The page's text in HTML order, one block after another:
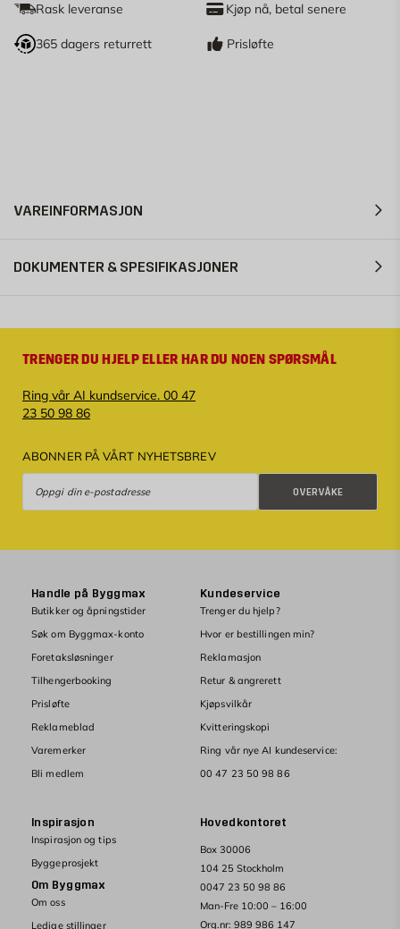
Rask leveranse Kjøp nå, betal senere
365 dagers returrett Prisløfte
VAREINFORMASJON
DOKUMENTER & SPESIFIKASJONER
TRENGER DU HJELP ELLER HAR DU NOEN SPØRSMÅL
Ring vår AI kundservice. 00 47
23 50 98 86
ABONNER PÅ VÅRT NYHETSBREV
OVERVÅKE
Hovedkontoret
Box 30006
104 25 Stockholm
0047 23 50 98 86
Man-Fre 10:00 – 16:00
Org.nr: 989 986 147
Handle på Byggmax
Butikker og åpningstider
Søk om Byggmax-konto
Foretaksløsninger
Tilhengerbooking
Prisløfte
Reklameblad
Varemerker
Bli medlem
Kundeservice
Trenger du hjelp?
Hvor er bestillingen min?
Reklamasjon
Retur & angrerett
Kjøpsvilkår
Kvitteringskopi
Ring vår nye AI kundeservice:
00 47 23 50 98 86
Inspirasjon
Inspirasjon og tips
Byggeprosjekt
Om Byggmax
Om oss
Ledige stillinger